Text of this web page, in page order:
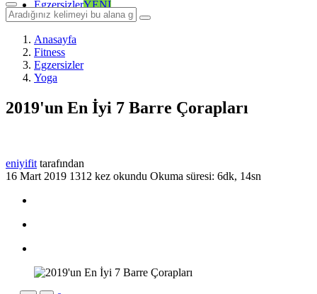
EgzersizlerYENİ
Anasayfa
Fitness
Egzersizler
Yoga
2019'un En İyi 7 Barre Çorapları
eniyifit tarafından
16 Mart 2019 1312 kez okundu Okuma süresi: 6dk, 14sn